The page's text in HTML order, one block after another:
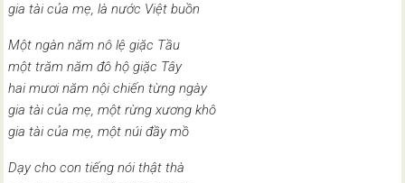
gia tài của mẹ, là nước Việt buồn
Một ngàn năm nô lệ giặc Tầu
một trăm năm đô hộ giặc Tây
hai mươi năm nội chiến từng ngày
gia tài của mẹ, một rừng xương khô
gia tài của mẹ, một núi đầy mồ
Dạy cho con tiếng nói thật thà